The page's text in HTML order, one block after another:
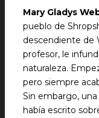
Mary Gladys
pueblo de
descendiente de
profesor, le
naturaleza.
pero siempre
Sin embargo,
había escrito